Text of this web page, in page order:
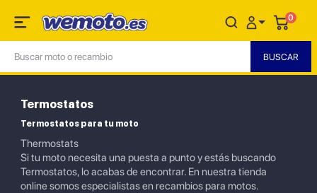
0
Termostatos
Termostatos para tu moto
Thermostats
Si tu moto necesita una puesta a punto y estás buscando
Termostatos, lo acabas de encontrar. En nuestra tienda
online somos especialistas en recambios para motos.